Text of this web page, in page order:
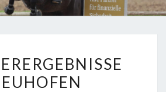
NEUHOFEN